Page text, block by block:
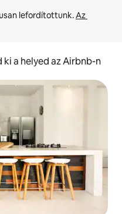
lefordítottunk. Az
ki a helyed az Airbnb-n